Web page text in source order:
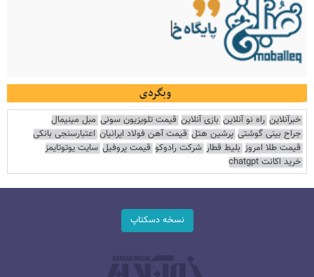
وبگردی
خبرآنلاین راه نو آنلاین بازی آنلاین قیمت تلویزیون سونی مبل مینیمال
جراح بینی گوشتی پرشین هتل قیمت آهن فولاد ایرانیان اعتبارسنجی بانکی
قیمت طلا امروز بلیط قطار شرکت رادوکو قیمت پروفیل سایت یوتوتایمز
خرید اکانت chatgpt
نسخه دسکتاپ